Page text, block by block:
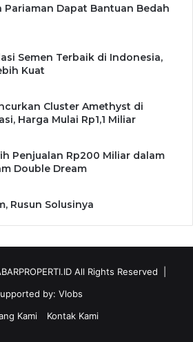
Pariaman Dapat Bantuan Bedah
Semen Terbaik di Indonesia,
Kuat
Cluster Amethyst di
Harga Mulai Rp1,1 Miliar
Penjualan Rp200 Miliar dalam
Double Dream
Rusun Solusinya
All Rights Reserved |
by: Vlobs
Kami
Kontak Kami